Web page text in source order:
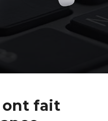
ont fait